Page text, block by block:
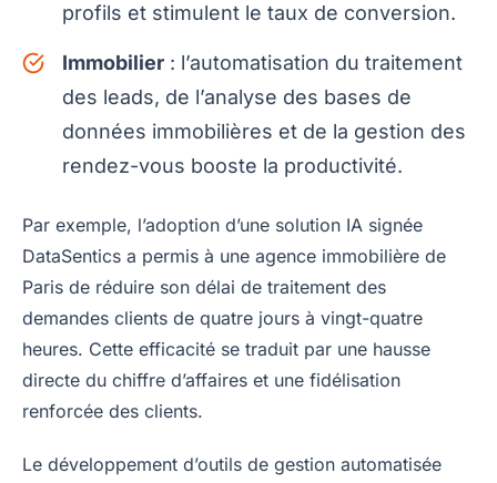
profils et stimulent le taux de conversion.
Immobilier : l’automatisation du traitement
des leads, de l’analyse des bases de
données immobilières et de la gestion des
rendez-vous booste la productivité.
Par exemple, l’adoption d’une solution IA signée
DataSentics a permis à une agence immobilière de
Paris de réduire son délai de traitement des
demandes clients de quatre jours à vingt-quatre
heures. Cette efficacité se traduit par une hausse
directe du chiffre d’affaires et une fidélisation
renforcée des clients.
Le développement d’outils de gestion automatisée